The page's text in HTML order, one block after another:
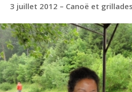
3 juillet 2012 – Canoë et